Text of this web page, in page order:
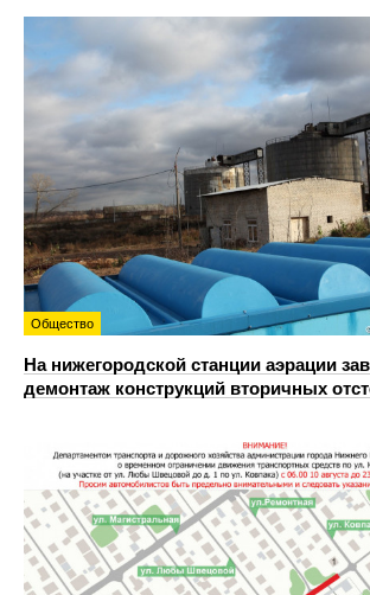
Общество
На нижегородской станции аэрации
демонтаж конструкций вторичных